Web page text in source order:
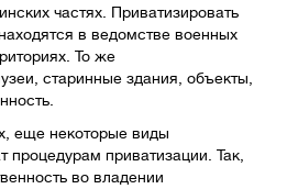
частях. Приватизировать
в ведомстве военных
То же
старинные здания, объекты,
еще некоторые виды
приватизации. Так,
во владении